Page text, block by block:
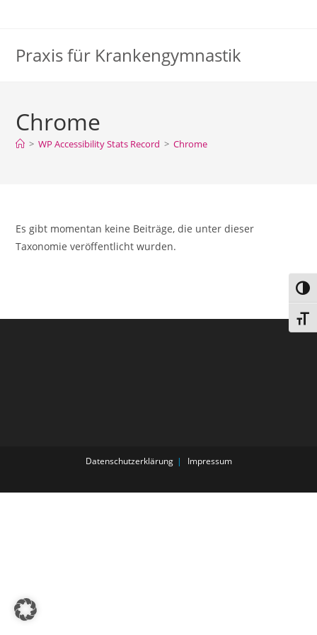
Praxis für Krankengymnastik
Chrome
> WP Accessibility Stats Record > Chrome
Es gibt momentan keine Beiträge, die unter dieser
Taxonomie veröffentlicht wurden.
Datenschutzerklärung Impressum